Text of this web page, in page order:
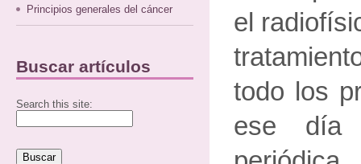
Principios generales del cáncer
Buscar artículos
Search this site:
el
todo los
ese día